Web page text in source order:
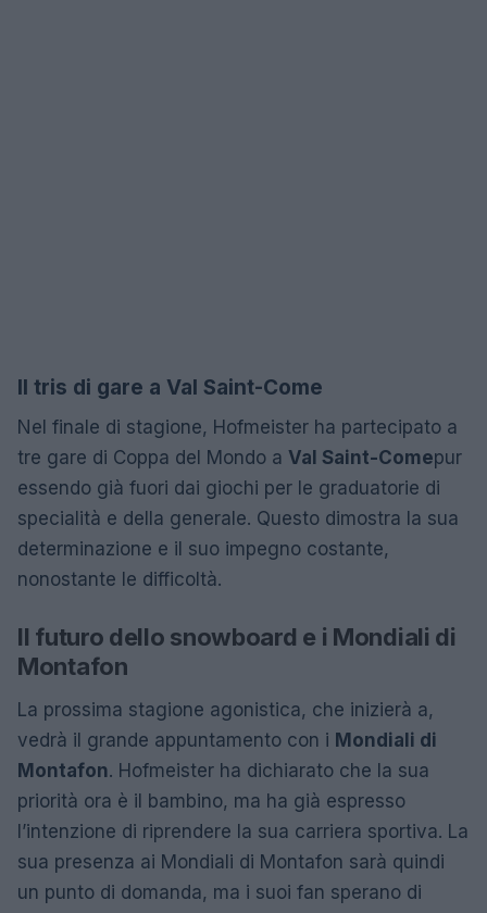
Il tris di gare a Val Saint-Come
Nel finale di stagione, Hofmeister ha partecipato a
tre gare di Coppa del Mondo a Val Saint-Comepur
essendo già fuori dai giochi per le graduatorie di
specialità e della generale. Questo dimostra la sua
determinazione e il suo impegno costante,
nonostante le difficoltà.
Il futuro dello snowboard e i Mondiali di
Montafon
La prossima stagione agonistica, che inizierà a,
vedrà il grande appuntamento con i Mondiali di
Montafon. Hofmeister ha dichiarato che la sua
priorità ora è il bambino, ma ha già espresso
l’intenzione di riprendere la sua carriera sportiva. La
sua presenza ai Mondiali di Montafon sarà quindi
un punto di domanda, ma i suoi fan sperano di